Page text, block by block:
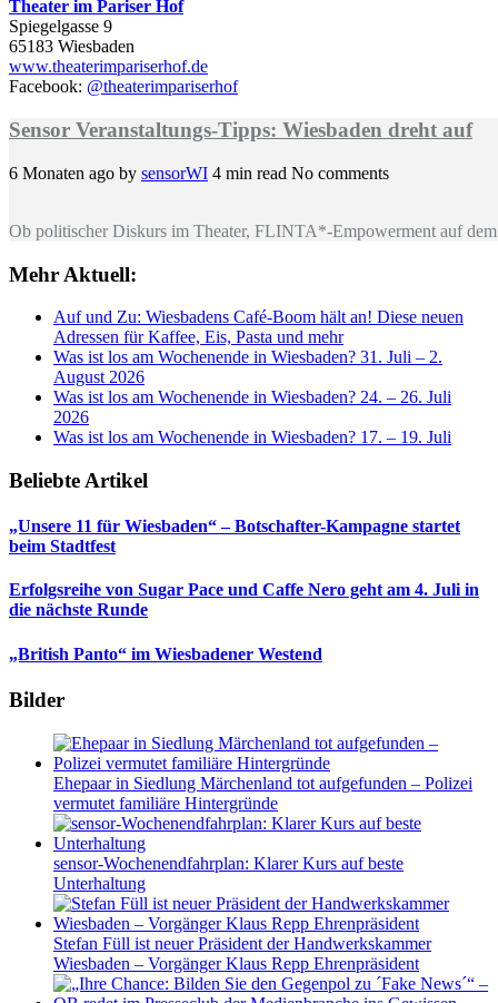
Theater im Pariser Hof
Spiegelgasse 9
65183 Wiesbaden
www.theaterimpariserhof.de
Facebook: @theaterimpariserhof
Sensor Veranstaltungs-Tipps: Wiesbaden dreht auf
6 Monaten ago by sensorWI 4 min read No comments
Ob politischer Diskurs im Theater, FLINTA*-Empowerment auf
Mehr Aktuell:
Auf und Zu: Wiesbadens Café-Boom hält an! Diese neuen
Adressen für Kaffee, Eis, Pasta und mehr
Was ist los am Wochenende in Wiesbaden? 31. Juli – 2.
August 2026
Was ist los am Wochenende in Wiesbaden? 24. – 26. Juli
2026
Was ist los am Wochenende in Wiesbaden? 17. – 19. Juli
Beliebte Artikel
„Unsere 11 für Wiesbaden“ – Botschafter-Kampagne startet
beim Stadtfest
Erfolgsreihe von Sugar Pace und Caffe Nero geht am 4. Juli in
die nächste Runde
„British Panto“ im Wiesbadener Westend
Bilder
Ehepaar in Siedlung Märchenland tot aufgefunden – Polizei
vermutet familiäre Hintergründe
sensor-Wochenendfahrplan: Klarer Kurs auf beste
Unterhaltung
Stefan Füll ist neuer Präsident der Handwerkskammer
Wiesbaden – Vorgänger Klaus Repp Ehrenpräsident